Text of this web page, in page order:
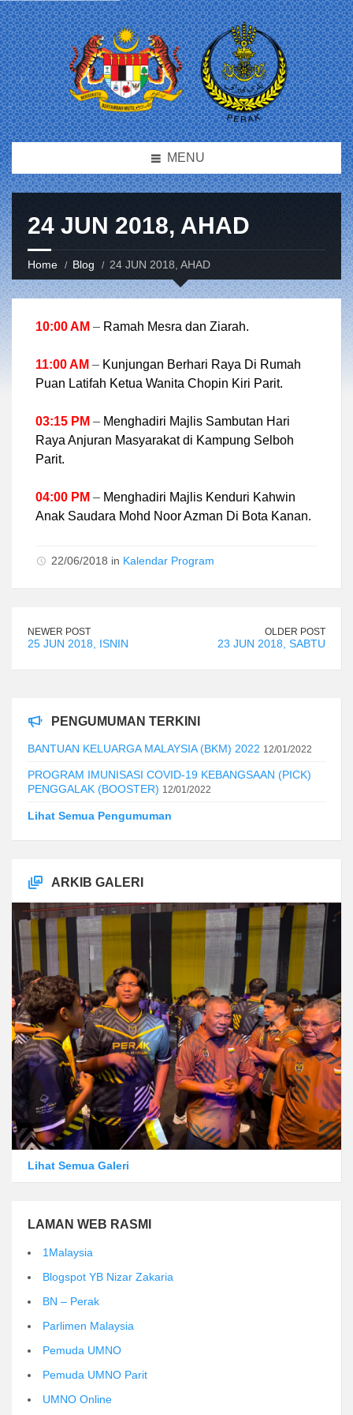
MENU
24 JUN 2018, AHAD
Home Blog 24 JUN 2018, AHAD
10:00 AM – Ramah Mesra dan Ziarah.
11:00 AM – Kunjungan Berhari Raya Di Rumah
Puan Latifah Ketua Wanita Chopin Kiri Parit.
03:15 PM – Menghadiri Majlis Sambutan Hari
Raya Anjuran Masyarakat di Kampung Selboh
Parit.
04:00 PM – Menghadiri Majlis Kenduri Kahwin
Anak Saudara Mohd Noor Azman Di Bota Kanan.
22/06/2018 in Kalendar Program
NEWER POST
25 JUN 2018, ISNIN
OLDER POST
23 JUN 2018, SABTU
PENGUMUMAN TERKINI
BANTUAN KELUARGA MALAYSIA (BKM) 2022 12/01/2022
PROGRAM IMUNISASI COVID-19 KEBANGSAAN (PICK)
PENGGALAK (BOOSTER) 12/01/2022
Lihat Semua Pengumuman
ARKIB GALERI
Lihat Semua Galeri
LAMAN WEB RASMI
1Malaysia
Blogspot YB Nizar Zakaria
BN – Perak
Parlimen Malaysia
Pemuda UMNO
Pemuda UMNO Parit
UMNO Online